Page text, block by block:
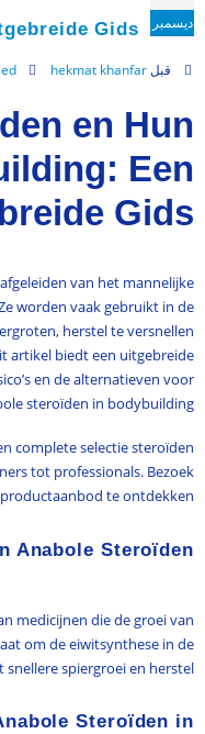
ديسمبر Gids
قبل hekmat khanfar
en Hun
Een
Gids
van het mannelijke
worden vaak gebruikt in de
herstel te versnellen
artikel biedt een uitgebreide
en de alternatieven voor
steroïden in bodybuilding.
complete selectie steroïden
tot professionals. Bezoek
te ontdekken.
Anabole Steroïden?
medicijnen die de groei van
om de eiwitsynthese in de
spiergroei en herstel.
Steroïden in